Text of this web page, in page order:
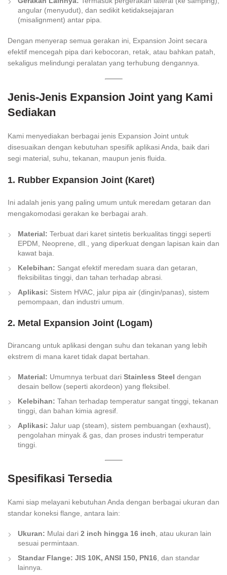
angular (menyudut), dan sedikit ketidaksejajaran
(misalignment) antar pipa.
Dengan menyerap semua gerakan ini, Expansion Joint secara
efektif mencegah pipa dari kebocoran, retak, atau bahkan patah,
sekaligus melindungi peralatan yang terhubung dengannya.
Jenis-Jenis Expansion Joint yang Kami
Sediakan
Kami menyediakan berbagai jenis Expansion Joint untuk
disesuaikan dengan kebutuhan spesifik aplikasi Anda, baik dari
segi material, suhu, tekanan, maupun jenis fluida.
1. Rubber Expansion Joint (Karet)
Ini adalah jenis yang paling umum untuk meredam getaran dan
mengakomodasi gerakan ke berbagai arah.
Material: Terbuat dari karet sintetis berkualitas tinggi seperti
EPDM, Neoprene, dll., yang diperkuat dengan lapisan kain dan
kawat baja.
Kelebihan: Sangat efektif meredam suara dan getaran,
fleksibilitas tinggi, dan tahan terhadap abrasi.
Aplikasi: Sistem HVAC, jalur pipa air (dingin/panas), sistem
pemompaan, dan industri umum.
2. Metal Expansion Joint (Logam)
Dirancang untuk aplikasi dengan suhu dan tekanan yang lebih
ekstrem di mana karet tidak dapat bertahan.
Material: Umumnya terbuat dari Stainless Steel dengan
desain bellow (seperti akordeon) yang fleksibel.
Kelebihan: Tahan terhadap temperatur sangat tinggi, tekanan
tinggi, dan bahan kimia agresif.
Aplikasi: Jalur uap (steam), sistem pembuangan (exhaust),
pengolahan minyak & gas, dan proses industri temperatur
tinggi.
Spesifikasi Tersedia
Kami siap melayani kebutuhan Anda dengan berbagai ukuran dan
standar koneksi flange, antara lain:
Ukuran: Mulai dari 2 inch hingga 16 inch , atau ukuran lain
sesuai permintaan.
Standar Flange: JIS 10K, ANSI 150, PN16 , dan standar
lainnya.